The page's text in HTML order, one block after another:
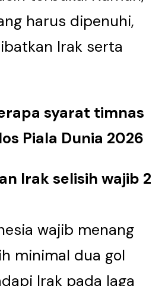
harus dipenuhi,
Irak serta
syarat timnas
Piala Dunia 2026
Irak selisih wajib 2
wajib menang
minimal dua gol
Irak pada laga